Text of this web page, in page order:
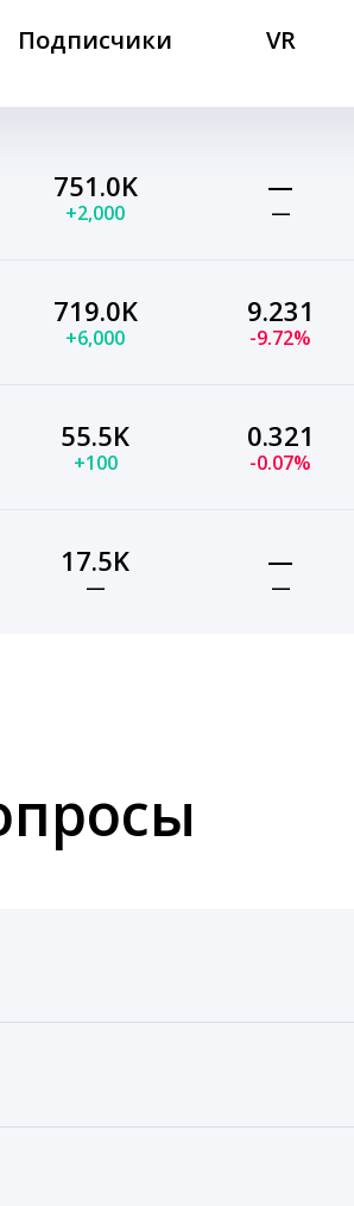
Подписчики VR
751.0K
+2,000
—
—
719.0K
+6,000
9.231
-9.72%
55.5K
+100
0.321
-0.07%
17.5K
—
—
—
автоматические отчеты с
сведения за 3 года, а